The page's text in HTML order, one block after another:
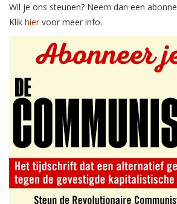
Wil je ons steunen? Neem dan een
Klik hiervoor meer info.